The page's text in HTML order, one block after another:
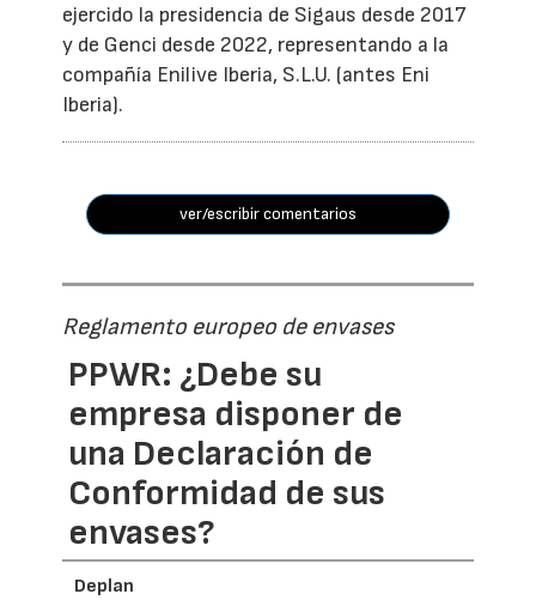
ejercido la presidencia de Sigaus desde 2017
y de Genci desde 2022, representando a la
compañía Enilive Iberia, S.L.U. (antes Eni
Iberia).
ver/escribir comentarios
Reglamento europeo de envases
PPWR: ¿Debe su
empresa disponer de
una Declaración de
Conformidad de sus
envases?
Deplan